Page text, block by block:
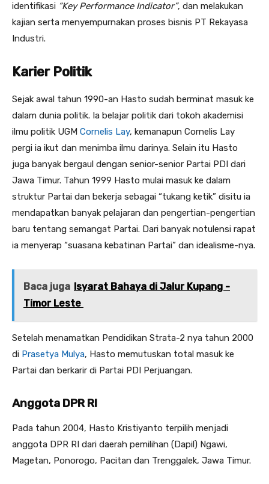
identifikasi “Key Performance Indicator”, dan melakukan
kajian serta menyempurnakan proses bisnis PT Rekayasa
Industri.
Karier Politik
Sejak awal tahun 1990-an Hasto sudah berminat masuk ke
dalam dunia politik. Ia belajar politik dari tokoh akademisi
ilmu politik UGM Cornelis Lay, kemanapun Cornelis Lay
pergi ia ikut dan menimba ilmu darinya. Selain itu Hasto
juga banyak bergaul dengan senior-senior Partai PDI dari
Jawa Timur. Tahun 1999 Hasto mulai masuk ke dalam
struktur Partai dan bekerja sebagai “tukang ketik” disitu ia
mendapatkan banyak pelajaran dan pengertian-pengertian
baru tentang semangat Partai. Dari banyak notulensi rapat
ia menyerap “suasana kebatinan Partai” dan idealisme-nya.
Baca juga Isyarat Bahaya di Jalur Kupang -
Timor Leste
Setelah menamatkan Pendidikan Strata-2 nya tahun 2000
di Prasetya Mulya, Hasto memutuskan total masuk ke
Partai dan berkarir di Partai PDI Perjuangan.
Anggota DPR RI
Pada tahun 2004, Hasto Kristiyanto terpilih menjadi
anggota DPR RI dari daerah pemilihan (Dapil) Ngawi,
Magetan, Ponorogo, Pacitan dan Trenggalek, Jawa Timur.